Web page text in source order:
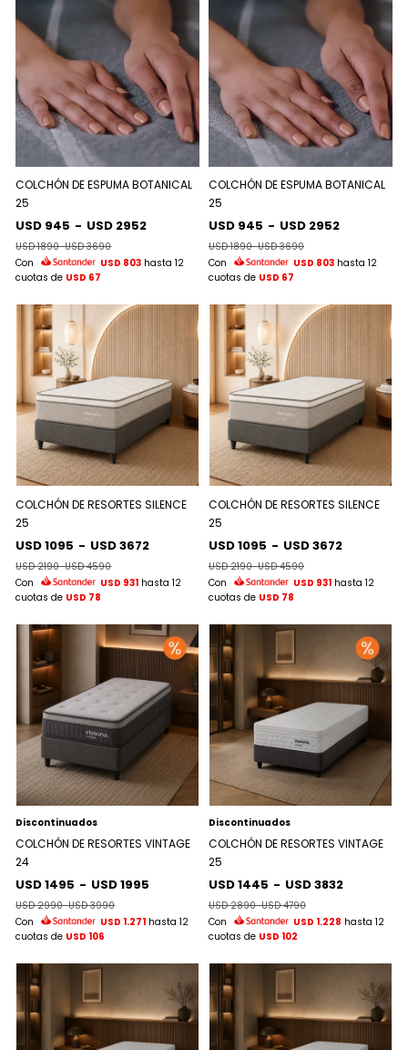
COLCHÓN DE ESPUMA BOTANICAL
25
USD 945 - USD 2952
USD 1890-USD 3690
Con
USD 803 hasta 12
cuotas de USD 67
COLCHÓN DE ESPUMA BOTANICAL
25
USD 945 - USD 2952
USD 1890-USD 3690
Con
USD 803 hasta 12
cuotas de USD 67
COLCHÓN DE RESORTES SILENCE
25
USD 1095 - USD 3672
USD 2190-USD 4590
Con
USD 931 hasta 12
cuotas de USD 78
COLCHÓN DE RESORTES SILENCE
25
USD 1095 - USD 3672
USD 2190-USD 4590
Con
USD 931 hasta 12
cuotas de USD 78
Discontinuados
COLCHÓN DE RESORTES VINTAGE
24
USD 1495 - USD 1995
USD 2990-USD 3990
Con
USD 1.271 hasta 12
cuotas de USD 106
Discontinuados
COLCHÓN DE RESORTES VINTAGE
25
USD 1445 - USD 3832
USD 2890-USD 4790
Con
USD 1.228 hasta 12
cuotas de USD 102